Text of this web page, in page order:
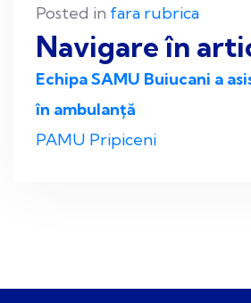
Posted in fara rubrica
Navigare în
Echipa SAMU Buiucani a
în ambulanță
PAMU Pripiceni